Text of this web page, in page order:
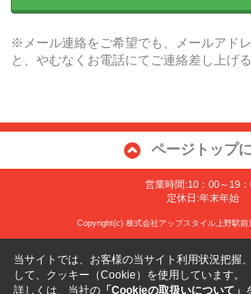
※メール連絡をご希望でも、メールアド
と、やむなくお電話にてご連絡差し上げ
ページトップ
営業時間:10：00～19
定休日:年末年始
Copyright(c) 株式会社アップスタイル上野駅
当サイトでは、お客様の当サイト利用状況把握
して、クッキー（Cookie）を使用しています。
詳しくは、当社の 「Cookieの取扱いについて」